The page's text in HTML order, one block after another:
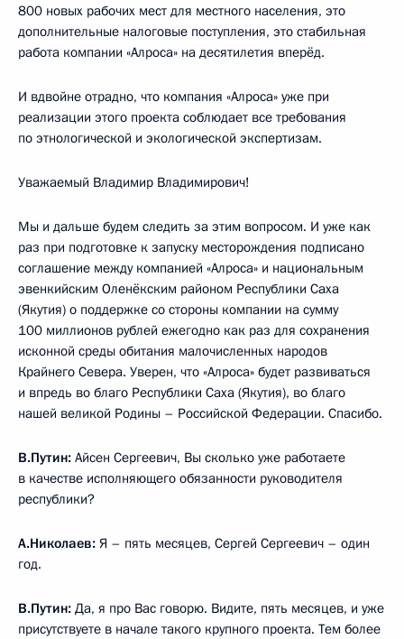
800 новых рабочих мест для местного населения, это
дополнительные налоговые поступления, это стабильная
работа компании «Алроса» на десятилетия вперёд.
И вдвойне отрадно, что компания «Алроса» уже при
реализации этого проекта соблюдает все требования
по этнологической и экологической экспертизам.
Уважаемый Владимир Владимирович!
Мы и дальше будем следить за этим вопросом. И уже как
раз при подготовке к запуску месторождения подписано
соглашение между компанией «Алроса» и национальным
эвенкийским Оленёкским районом Республики Саха
(Якутия) о поддержке со стороны компании на сумму
100 миллионов рублей ежегодно как раз для сохранения
исконной среды обитания малочисленных народов
Крайнего Севера. Уверен, что «Алроса» будет развиваться
и впредь во благо Республики Саха (Якутия), во благо
нашей великой Родины ­– Российской Федерации. Спасибо.
В.Путин: Айсен Сергеевич, Вы сколько уже работаете
в качестве исполняющего обязанности руководителя
республики?
А.Николаев: Я – пять месяцев, Сергей Сергеевич – один
год.
В.Путин: Да, я про Вас говорю. Видите, пять месяцев, и уже
присутствуете в начале такого крупного проекта. Тем более